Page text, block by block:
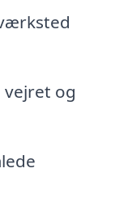
vejret og